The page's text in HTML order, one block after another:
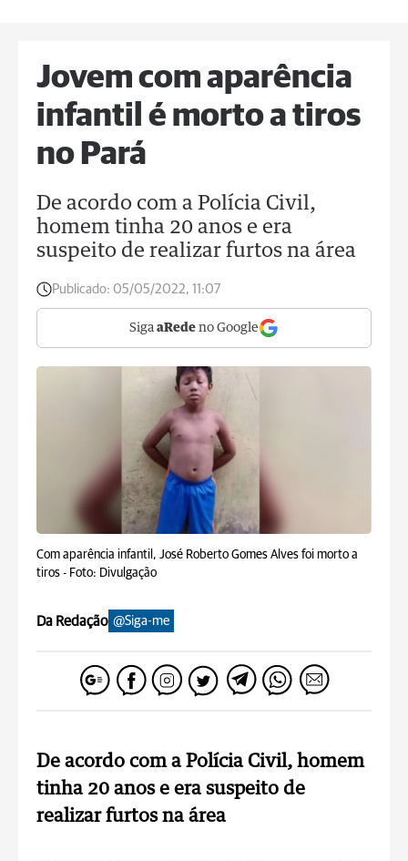
Jovem com aparência
infantil é morto a tiros
no Pará
De acordo com a Polícia Civil,
homem tinha 20 anos e era
suspeito de realizar furtos na área
Publicado: 05/05/2022, 11:07
Siga aRede no Google
Com aparência infantil, José Roberto Gomes Alves foi morto a
tiros - Foto: Divulgação
Da Redação @Siga-me
De acordo com a Polícia Civil, homem
tinha 20 anos e era suspeito de
realizar furtos na área